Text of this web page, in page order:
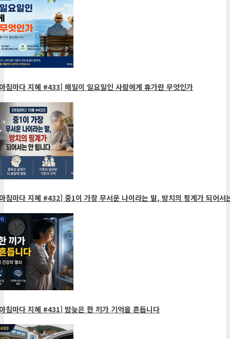
마다 지혜 #433] 매일이 일요일인 사람에게 휴가란 무엇인가
마다 지혜 #432] 중1이 가장 무서운 나이라는 말, 방치의 핑계가 되어서
마다 지혜 #431] 밤늦은 한 끼가 기억을 흔듭니다